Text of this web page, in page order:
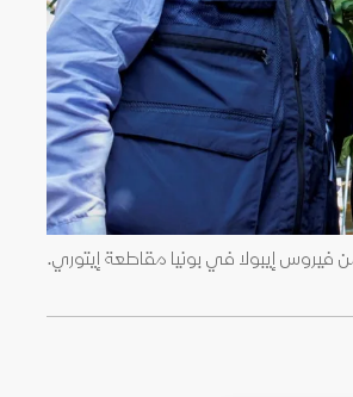
إيبولا في بونيا مقاطعة إيتوري.